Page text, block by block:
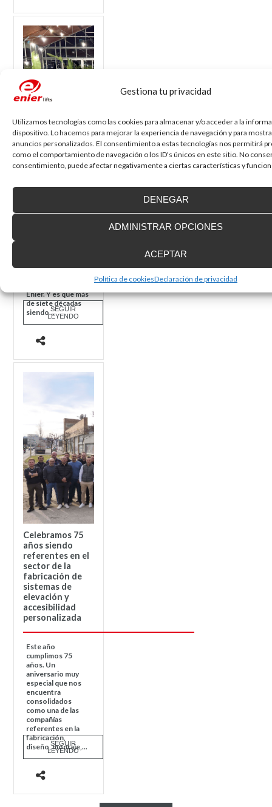
Gestiona tu privacidad
Utilizamos tecnologías como las cookies para almacenar y/o acceder a la
dispositivo. Lo hacemos para mejorar la experiencia de navegación y para
anuncios personalizados. El consentimiento a estas tecnologías nos permitirá
como el comportamiento de navegación o los ID's únicos en este sitio. No
consentimiento, puede afectar negativamente a ciertas características y
ACEPTAR
DENEGAR
ADMINISTRAR OPCIONES
Política de cookiesDeclaración de privacidad
Ya hemos
2026, celebramos
Enier. Y es que más
de siete décadas
siendo...SEGUIR
LEYENDO
Celebramos 75
años siendo
referentes en el
sector de la
fabricación de
sistemas de
elevación y
accesibilidad
personalizada
Este año
cumplimos 75
años. Un
aniversario muy
especial que nos
encuentra
consolidados
como una de las
compañías
referentes en la
fabricación,
diseño, montaje,...
SEGUIR
LEYENDO